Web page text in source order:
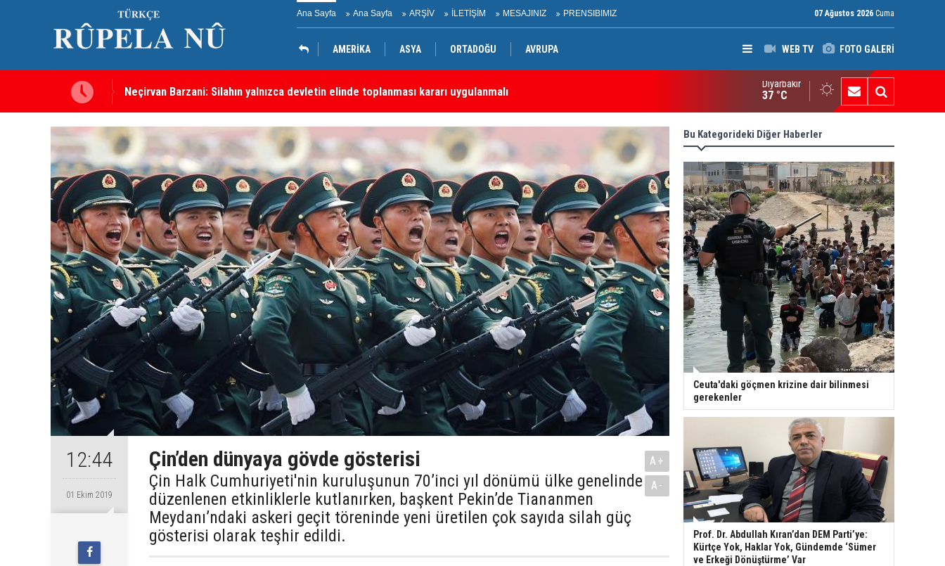
Ana Sayfa Ana Sayfa ARŞİV İLETİŞİM MESAJINIZ PRENSIBIMIZ 07 Ağustos 2026 Cuma
WEB TV FOTO GALERİ
AMERİKA ASYA ORTADOĞU AVRUPA
Neçirvan Barzani: Silahın yalnızca devletin elinde toplanması kararı uygulanmalı
Kürdistan Hükümeti'nden Kor Mor gazı tepkisi
KDP’den Kerkük Valisi’ne “140. madde” tepkisi
Diyarbakır
37 °C
12:44
01 Ekim 2019
Çin’den dünyaya gövde gösterisi
Çin Halk Cumhuriyeti'nin kuruluşunun 70’inci yıl dönümü ülke genelinde
düzenlenen etkinliklerle kutlanırken, başkent Pekin’de Tiananmen
Meydanı’ndaki askeri geçit töreninde yeni üretilen çok sayıda silah güç
gösterisi olarak teşhir edildi.
A+
A-
Bu Kategorideki Diğer Haberler
Ceuta'daki göçmen krizine dair bilinmesi
gerekenler
Prof. Dr. Abdullah Kıran’dan DEM Parti’ye:
Kürtçe Yok, Haklar Yok, Gündemde ‘Sümer
ve Erkeği Dönüştürme’ Var